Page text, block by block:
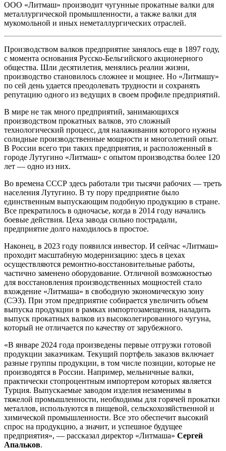
ООО «Литмаш» производит чугунные прокатные валки для
металлургической промышленности, а также валки для
мукомольной и иных неметаллургических отраслей.
Производством валков предприятие занялось еще в 1897 году,
с момента основания Русско-Бельгийского акционерного
общества. Шли десятилетия, менялись реалии жизни,
производство становилось сложнее и мощнее. Но «Литмашу»
по сей день удается преодолевать трудности и сохранять
репутацию одного из ведущих в своем профиле предприятий.
В мире не так много предприятий, занимающихся
производством прокатных валков, это сложный
технологический процесс, для налаживания которого нужны
солидные производственные мощности и многолетний опыт.
В России всего три таких предприятия, и расположенный в
городе Лутугино «Литмаш» с опытом производства более 120
лет — одно из них.
Во времена СССР здесь работали три тысячи рабочих — треть
населения Лутугино. В ту пору предприятие было
единственным выпускающим подобную продукцию в стране.
Все прекратилось в одночасье, когда в 2014 году начались
боевые действия. Цеха завода сильно пострадали,
предприятие долго находилось в простое.
Наконец, в 2023 году появился инвестор. И сейчас «Литмаш»
проходит масштабную модернизацию: здесь в цехах
осуществляются ремонтно-восстановительные работы,
частично заменено оборудование. Отличной возможностью
для восстановления производственных мощностей стало
вхождение «Литмаша» в свободную экономическую зону
(СЭЗ). При этом предприятие собирается увеличить объем
выпуска продукции в рамках импортозамещения, наладить
выпуск прокатных валков из высоколегированного чугуна,
который не отличается по качеству от зарубежного.
«В январе 2024 года произведены первые отгрузки готовой
продукции заказчикам. Текущий портфель заказов включает
разные группы продукции, в том числе позиции, которые не
производятся в России. Например, мельничные валки,
практически стопроцентным импортером которых является
Турция. Выпускаемые заводом изделия незаменимы в
тяжелой промышленности, необходимы для горячей прокатки
металлов, используются в пищевой, сельскохозяйственной и
химической промышленности. Все это обеспечит высокий
спрос на продукцию, а значит, и успешное будущее
предприятия», — рассказал директор «Литмаша» Сергей
Апальков.